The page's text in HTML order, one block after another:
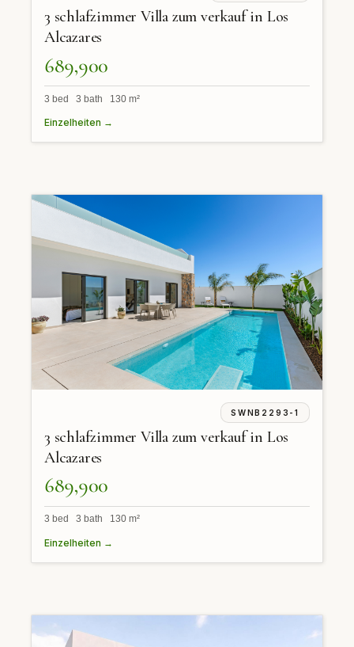
3 schlafzimmer Villa zum verkauf in Los
Alcazares
689,900
3 bed 3 bath 130 m²
Einzelheiten →
SWNB2293-1
3 schlafzimmer Villa zum verkauf in Los
Alcazares
689,900
3 bed 3 bath 130 m²
Einzelheiten →